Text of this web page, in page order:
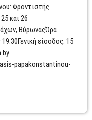
Φροντιστής
και 26
ΒύρωναςΏρα
είσοδος: 15
by
papakonstantinou-